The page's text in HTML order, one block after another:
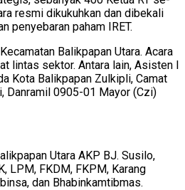
resmi dikukuhkan dan dibekali
penyebaran paham IRET.
Balikpapan Utara. Acara
lintas sektor. Antara lain, Asisten I
Kota Balikpapan Zulkipli, Camat
Danramil 0905-01 Mayor (Czi)
Utara AKP BJ. Susilo,
LPM, FKDM, FKPM, Karang
dan Bhabinkamtibmas.